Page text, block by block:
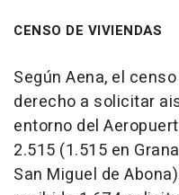
CENSO DE VIVIENDAS
Según Aena, el
derecho a solicitar
entorno del
2.515 (1.515 en
San Miguel de